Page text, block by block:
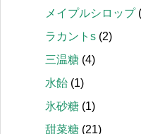
メイプルシロップ
ラカントs (2)
三温糖 (4)
水飴 (1)
氷砂糖 (1)
甜菜糖 (21)